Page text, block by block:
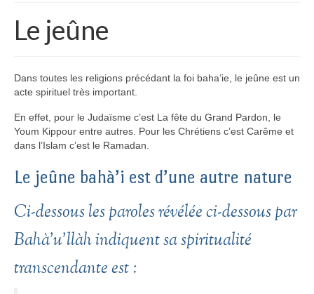
La Foi Baha’ie
Être Baha’i au quotidien
Un débordement d’actions
Le jeûne
Dans toutes les religions précédant la foi baha’ie, le jeûne est un
acte spirituel très important.
En effet, pour le Judaïsme c’est La fête du Grand Pardon, le
Youm Kippour entre autres. Pour les Chrétiens c’est Carême et
dans l’Islam c’est le Ramadan.
Le jeûne bahà’i est d’une autre nature
Ci-dessous les paroles révélée ci-dessous par
Bahà’u’llàh indiquent sa spiritualité
transcendante est :